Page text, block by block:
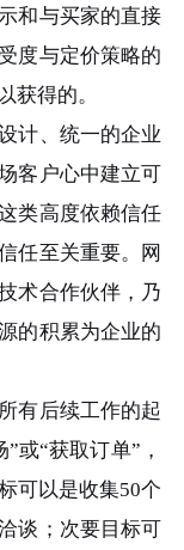
和与买家的直接
度与定价策略的
获得的。
计、统一的企业
客户心中建立可
类高度依赖信任
任至关重要。网
术合作伙伴，乃
的积累为企业的
有后续工作的起
或“获取订单”，
可以是收集50个
谈；次要目标可